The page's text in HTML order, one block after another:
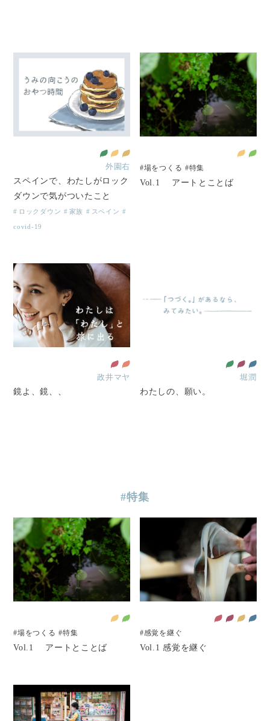
外園右
スペインで、わたしがロック
ダウンで気がついたこと
ロックダウン 家族 スペイン
covid-19
#場をつくる #特集
Vol.1 アートとことば
政井マヤ
鏡よ、鏡、、
堀潤
わたしの、願い。
#特集
#場をつくる #特集
Vol.1 アートとことば
#感覚を継ぐ
Vol.1 感覚を継ぐ